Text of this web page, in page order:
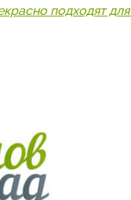
подходят